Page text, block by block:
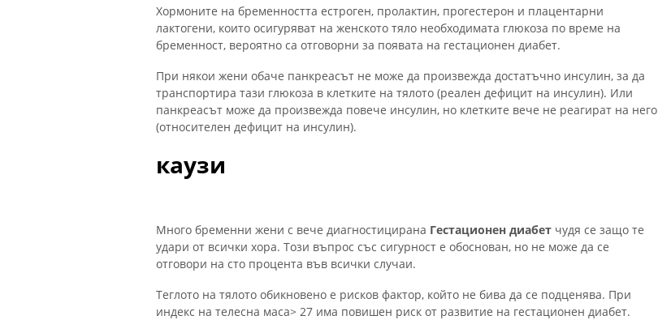
Хормоните на бременността естроген, пролактин, прогестерон и плацентарни
лактогени, които осигуряват на женското тяло необходимата глюкоза по време на
бременност, вероятно са отговорни за появата на гестационен диабет.
При някои жени обаче панкреасът не може да произвежда достатъчно инсулин, за да
транспортира тази глюкоза в клетките на тялото (реален дефицит на инсулин). Или
панкреасът може да произвежда повече инсулин, но клетките вече не реагират на него
(относителен дефицит на инсулин).
каузи
Много бременни жени с вече диагностицирана Гестационен диабет чудя се защо те
удари от всички хора. Този въпрос със сигурност е обоснован, но не може да се
отговори на сто процента във всички случаи.
Теглото на тялото обикновено е рисков фактор, който не бива да се подценява. При
индекс на телесна маса> 27 има повишен риск от развитие на гестационен диабет.